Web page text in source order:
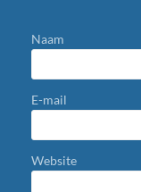
Naam
E-mail
Website